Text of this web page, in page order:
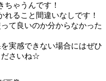
ちゃうんです！
と間違いなしです！
いのか分からなかった
できない場合にはぜひ
ださいね☆